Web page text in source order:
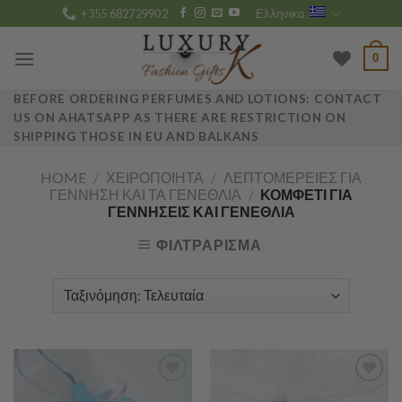
to
content
+355 682729902 Ελληνικα
0
BEFORE ORDERING PERFUMES AND LOTIONS: CONTACT
US ON AHATSAPP AS THERE ARE RESTRICTION ON
SHIPPING THOSE IN EU AND BALKANS
HOME / ΧΕΙΡΟΠΟΊΗΤΑ / ΛΕΠΤΟΜΈΡΕΙΕΣ ΓΙΑ
ΓΈΝΝΗΣΗ ΚΑΙ ΤΑ ΓΕΝΈΘΛΙΑ / ΚΟΜΦΕΤΊ ΓΙΑ
ΓΕΝΝΉΣΕΙΣ ΚΑΙ ΓΕΝΈΘΛΙΑ
ΦΙΛΤΡΆΡΙΣΜΑ